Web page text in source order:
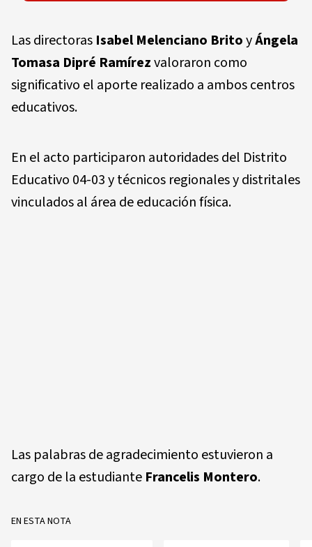
Las directoras Isabel Melenciano BritoyÁngela
Tomasa Dipré Ramírezvaloraron como
significativo el aporte realizado a ambos centros
educativos.
En el acto participaron autoridades del Distrito
Educativo 04-03 y técnicos regionales y distritales
vinculados al área de educación física.
Las palabras de agradecimiento estuvieron a
cargo de la estudiante Francelis Montero.
EN ESTA NOTA